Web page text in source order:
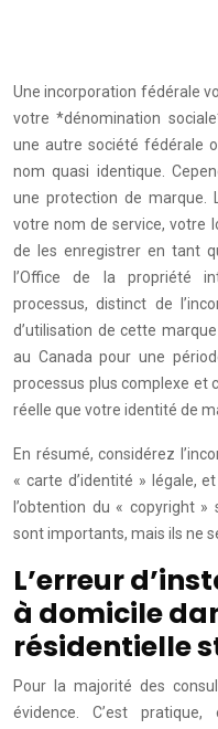
Une incorporation fédérale
votre *dénomination
une autre société fédérale
nom quasi identique.
une protection de marque.
votre nom de service, votre
de les enregistrer en tant
l’Office de la propriété
processus, distinct de
d’utilisation de cette
au Canada pour une
processus plus complexe et
réelle que votre identité de
En résumé, considérez
« carte d’identité » légale,
l’obtention du « copyright
sont importants, mais ils ne
L’erreur
à domicile
résidentielle
Pour la majorité des
évidence. C’est